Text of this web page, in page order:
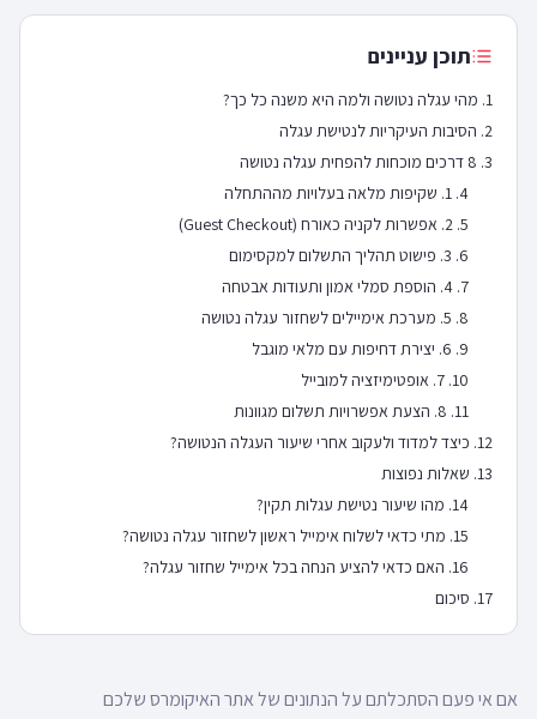
תוכן עניינים
מהי עגלה נטושה ולמה היא משנה כל כך?
הסיבות העיקריות לנטישת עגלה
8 דרכים מוכחות להפחית עגלה נטושה
1. שקיפות מלאה בעלויות מההתחלה
2. אפשרות לקניה כאורח (Guest Checkout)
3. פישוט תהליך התשלום למקסימום
4. הוספת סמלי אמון ותעודות אבטחה
5. מערכת אימיילים לשחזור עגלה נטושה
6. יצירת דחיפות עם מלאי מוגבל
7. אופטימיזציה למובייל
8. הצעת אפשרויות תשלום מגוונות
כיצד למדוד ולעקוב אחרי שיעור העגלה הנטושה?
שאלות נפוצות
מהו שיעור נטישת עגלות תקין?
מתי כדאי לשלוח אימייל ראשון לשחזור עגלה נטושה?
האם כדאי להציע הנחה בכל אימייל שחזור עגלה?
סיכום
אם אי פעם הסתכלתם על הנתונים של אתר האיקומרס שלכם